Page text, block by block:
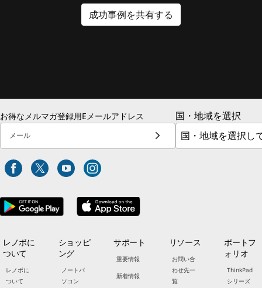
成功事例を共有する
お得なメルマガ登録用Eメールアドレス
メール
国・地域を選択
レノボに
ついて
レノボに
ついて
ショッピ
ング
ノートパ
ソコン
サポート
重要情報
新着情報
リソース
お問い合
わせ先一
覧
ポートフ
ォリオ
ThinkPad
シリーズ